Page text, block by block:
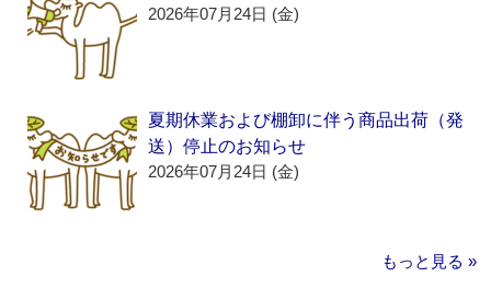
2026年07月24日 (金)
夏期休業および棚卸に伴う商品出荷（発
送）停止のお知らせ
2026年07月24日 (金)
もっと見る »